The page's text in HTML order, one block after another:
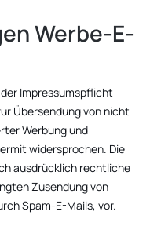
Werbe-E-
Impressumspflicht
Übersendung von nicht
Werbung und
widersprochen. Die
ausdrücklich rechtliche
Zusendung von
Spam-E-Mails, vor.